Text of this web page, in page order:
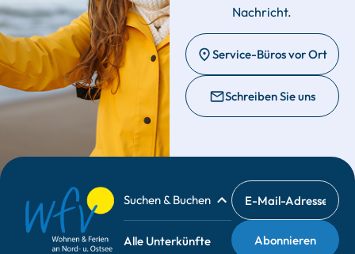
Nachricht.
Service-Büros vor Ort
Schreiben Sie uns
Suchen & Buchen
Alle Unterkünfte